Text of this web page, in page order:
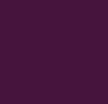
er varm og
Andalusien på er
Her er der
nedbør. I foråret
fra
de springer ud,
de solmodne,